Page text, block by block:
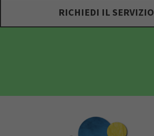
RICHIEDI IL SERVIZIO